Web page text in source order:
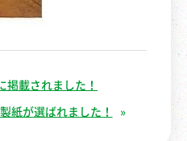
掲載されました！
紙が選ばれました！